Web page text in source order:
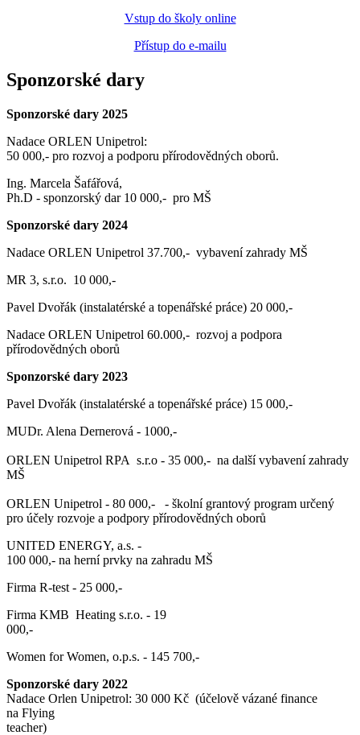
Vstup do školy online
Přístup do e-mailu
Sponzorské dary
Sponzorské dary 2025
Nadace ORLEN Unipetrol:
50 000,- pro rozvoj a podporu přírodovědných oborů.
Ing. Marcela Šafářová,
Ph.D - sponzorský dar 10 000,- pro MŠ
Sponzorské dary 2024
Nadace ORLEN Unipetrol 37.700,- vybavení zahrady MŠ
MR 3, s.r.o. 10 000,-
Pavel Dvořák (instalatérské a topenářské práce) 20 000,-
Nadace ORLEN Unipetrol 60.000,- rozvoj a podpora
přírodovědných oborů
Sponzorské dary 2023
Pavel Dvořák (instalatérské a topenářské práce) 15 000,-
MUDr. Alena Dernerová - 1000,-
ORLEN Unipetrol RPA s.r.o - 35 000,- na další vybavení zahrady
MŠ
ORLEN Unipetrol - 80 000,- - školní grantový program určený
pro účely rozvoje a podpory přírodovědných oborů
UNITED ENERGY, a.s. -
100 000,- na herní prvky na zahradu MŠ
Firma R-test - 25 000,-
Firma KMB Heating s.r.o. - 19
000,-
Women for Women, o.p.s. - 145 700,-
Sponzorské dary 2022
Nadace Orlen Unipetrol: 30 000 Kč (účelově vázané finance
na Flying
teacher)